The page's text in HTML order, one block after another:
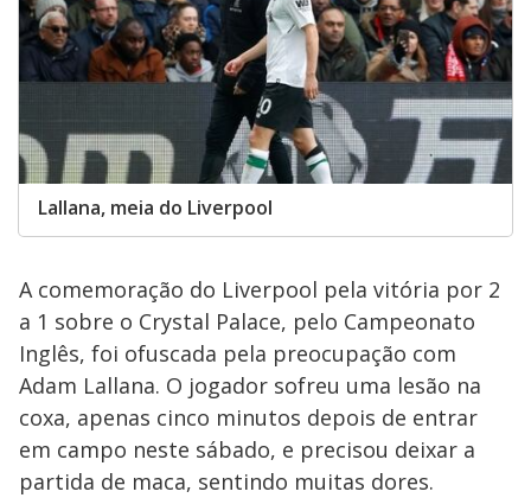
Lallana, meia do Liverpool
A comemoração do Liverpool pela vitória por 2
a 1 sobre o Crystal Palace, pelo Campeonato
Inglês, foi ofuscada pela preocupação com
Adam Lallana. O jogador sofreu uma lesão na
coxa, apenas cinco minutos depois de entrar
em campo neste sábado, e precisou deixar a
partida de maca, sentindo muitas dores.